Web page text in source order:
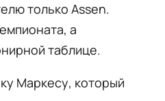
только Assen.
а
таблице.
Маркесу, который